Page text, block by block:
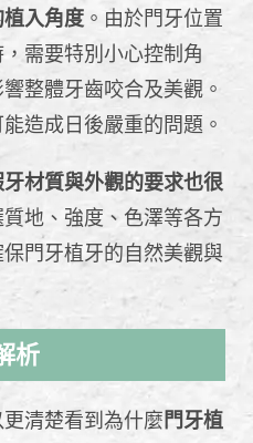
入角度 。由於門牙位置
需要特別小心控制角
整體牙齒咬合及美觀。
造成日後嚴重的問題。
材質與外觀的要求也很
地、強度、色澤等各方
門牙植牙的自然美觀與
析
清楚看到為什麼門牙植